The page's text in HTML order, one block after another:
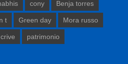
cony Benja torres
t Green day Mora russo
crive patrimonio